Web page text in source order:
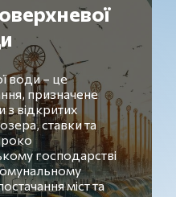
води – це
призначене
з відкритих
ставки та
господарстві
міст та